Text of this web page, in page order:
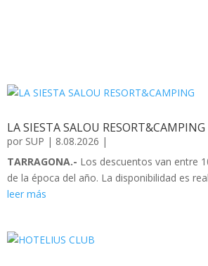
LA SIESTA SALOU RESORT&CAMPING
por SUP | 8.08.2026 |
TARRAGONA.- Los descuentos van entre
de la época del año. La disponibilidad es
leer más